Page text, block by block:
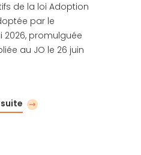
de la loi Adoption
par le
2026, promulguée
au JO le 26 juin